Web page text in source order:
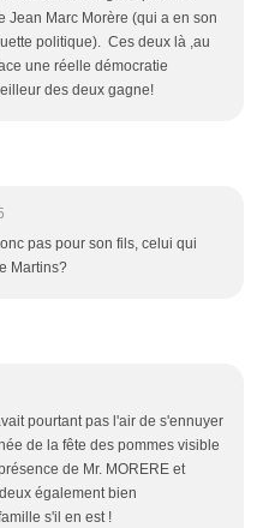
Jean Marc Morère (qui a en son
politique). Ces deux là ,au
une réelle démocratie
des deux gagne!
pas pour son fils, celui qui
Martins?
pourtant pas l'air de s'ennuyer
de la fête des pommes visible
de Mr. MORERE et
également bien
s'il en est !